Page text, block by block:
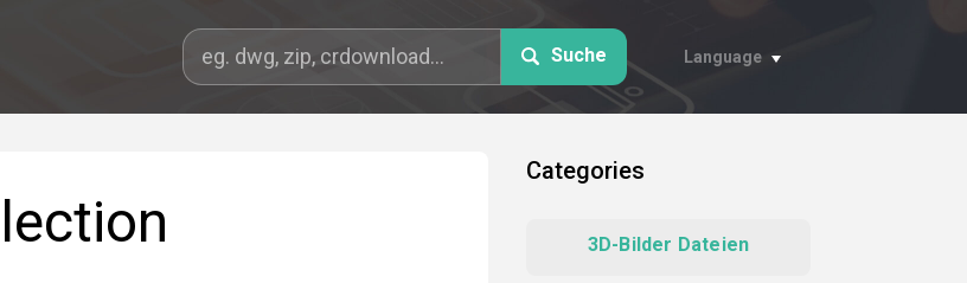
Suche Language
Categories
3D-Bilder Dateien